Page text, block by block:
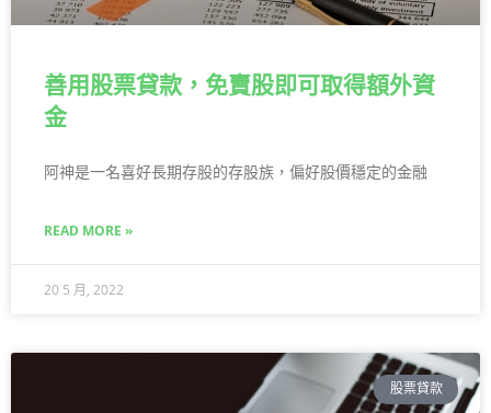
善用股票貸款，免賣股即可取得額外資
金
阿神是一名喜好長期存股的存股族，偏好股價穩定的金融
READ MORE »
20 5 月, 2022
股票貸款